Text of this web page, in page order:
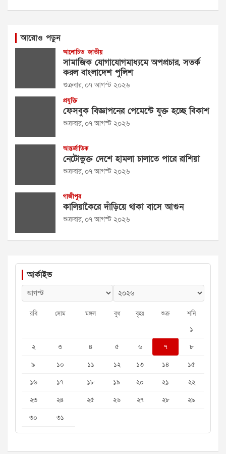
আরোও পড়ুন
আলোচিত জাতীয়
সামাজিক যোগাযোগমাধ্যমে অপপ্রচার, সতর্ক
করল বাংলাদেশ পুলিশ
শুক্রবার, ০৭ আগস্ট ২০২৬
প্রযুক্তি
ফেসবুক বিজ্ঞাপনের পেমেন্টে যুক্ত হচ্ছে বিকাশ
শুক্রবার, ০৭ আগস্ট ২০২৬
আন্তর্জাতিক
নেটোভুক্ত দেশে হামলা চালাতে পারে রাশিয়া
শুক্রবার, ০৭ আগস্ট ২০২৬
গাজীপুর
কালিয়াকৈরে দাঁড়িয়ে থাকা বাসে আগুন
শুক্রবার, ০৭ আগস্ট ২০২৬
আর্কাইভ
রবি সোম মঙ্গল বুধ বৃহঃ শুক্র শনি
১
২
৩ ৪ ৫ ৬ ৭
৮
৯
১০ ১১ ১২ ১৩ ১৪
১৫
১৬
১৭ ১৮ ১৯ ২০ ২১
২২
২৩
২৪ ২৫ ২৬ ২৭ ২৮
২৯
৩০
৩১